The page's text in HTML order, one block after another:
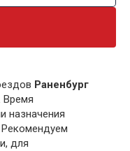
Раненбург
Время
назначения
для